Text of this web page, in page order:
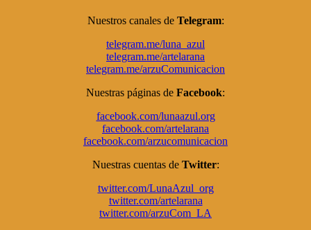
Nuestros canales de Telegram:
telegram.me/luna_azul
telegram.me/artelarana
telegram.me/arzuComunicacion
Nuestras páginas de Facebook:
facebook.com/lunaazul.org
facebook.com/artelarana
facebook.com/arzucomunicacion
Nuestras cuentas de Twitter:
twitter.com/LunaAzul_org
twitter.com/artelarana
twitter.com/arzuCom_LA